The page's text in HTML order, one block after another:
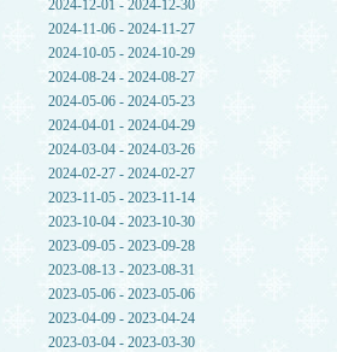
2024-12-01 - 2024-12-30
2024-11-06 - 2024-11-27
2024-10-05 - 2024-10-29
2024-08-24 - 2024-08-27
2024-05-06 - 2024-05-23
2024-04-01 - 2024-04-29
2024-03-04 - 2024-03-26
2024-02-27 - 2024-02-27
2023-11-05 - 2023-11-14
2023-10-04 - 2023-10-30
2023-09-05 - 2023-09-28
2023-08-13 - 2023-08-31
2023-05-06 - 2023-05-06
2023-04-09 - 2023-04-24
2023-03-04 - 2023-03-30